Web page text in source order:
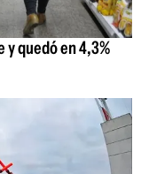
y quedó en 4,3%